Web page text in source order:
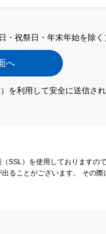
・祝祭日・年末年始を除く
を利用して安全に送信さ
SSL）を使用しておりますの
ることがございます。 その